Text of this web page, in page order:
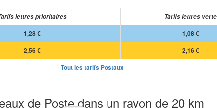
lettres prioritaires Tarifs lettres verte
1,28 € 1,08 €
2,56 € 2,16 €
Tout les tarifs Postaux
de Poste dans un rayon de 20 km